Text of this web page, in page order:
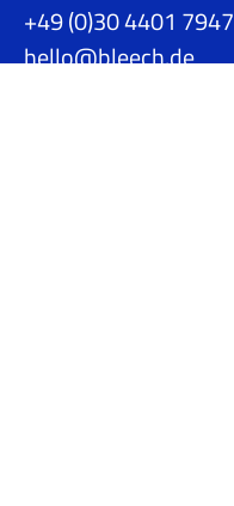
+49 (0)30 4401 7947
hello@bleech.de